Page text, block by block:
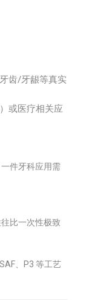
齿/牙龈等真实
或医疗相关应
件牙科应用需
比一次性极致
、P3 等工艺